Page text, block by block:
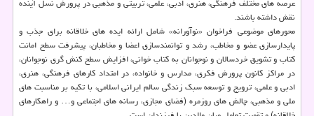
عرصه های مختلف فرهنگی، هنری، ادبی، علمی، تربیتی و مذهبی در پرورش نسل آینده
نقش داشته باشند.
محورهای موضوعی فراخوان «نوآورانه» شامل ارائه ایده های خلاقانه برای جذب و
پایدارسازی عضو و مخاطب، رشد و توانمندسازی اعضا و مخاطبان، پیشرفت سطح امانت
کتاب و تشویق خردسالان و نوجوانان به کتاب خوانی، افزایش سطح کنش گری نوجوانان،
در مراکز کانون پرورش فکری، مدارس و خانواده، در امتداد کارهای فرهنگی، هنری،
ادبی و علمی، ترویج و توسعه سبک زندگی سالم ایرانی اسلامی، با تکیه بر مناسبت های
ملی و مذهبی، چالش های روزمره (فضای مجازی، رسانه های اجتماعی و… و راهکارهای